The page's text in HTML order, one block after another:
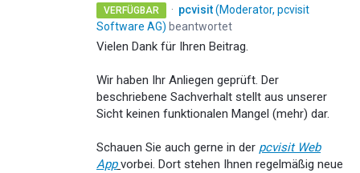
VERFÜGBAR · pcvisit(Moderator, pcvisit
Software AG) beantwortet
Vielen Dank für Ihren Beitrag.
Wir haben Ihr Anliegen geprüft. Der
beschriebene Sachverhalt stellt aus unserer
Sicht keinen funktionalen Mangel (mehr) dar.
Schauen Sie auch gerne in der pcvisit Web
App vorbei. Dort stehen Ihnen regelmäßig neue